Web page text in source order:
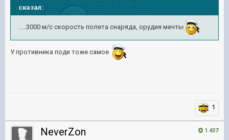
сказал:
.....3000 м/с скорость полета снаряда, орудия мечты
У противника поди тоже самое
1
1 437
NeverZon